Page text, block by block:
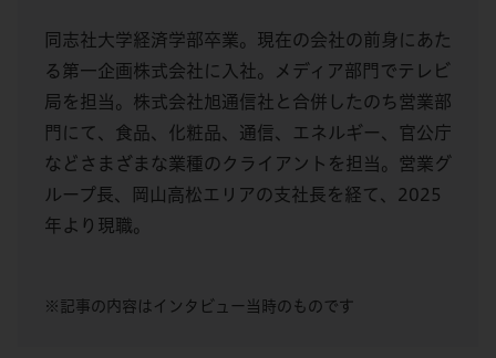
同志社大学経済学部卒業。現在の会社の前身にあた
る第一企画株式会社に入社。メディア部門でテレビ
局を担当。株式会社旭通信社と合併したのち営業部
門にて、食品、化粧品、通信、エネルギー、官公庁
などさまざまな業種のクライアントを担当。営業グ
ループ長、岡山高松エリアの支社長を経て、2025
年より現職。
※記事の内容はインタビュー当時のものです